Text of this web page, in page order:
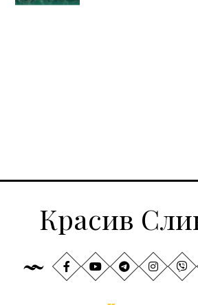
Красив